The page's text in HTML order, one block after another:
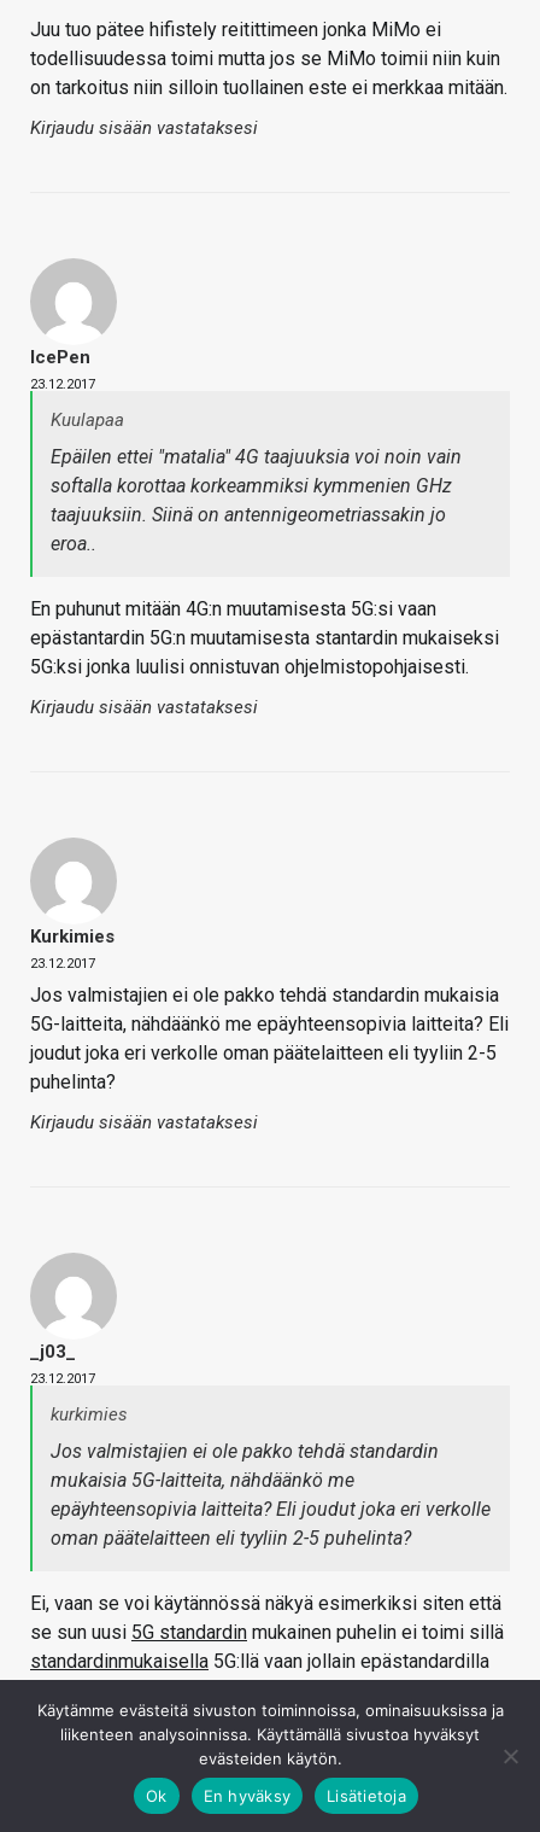
Juu tuo pätee hifistely reitittimeen jonka MiMo ei
todellisuudessa toimi mutta jos se MiMo toimii niin kuin
on tarkoitus niin silloin tuollainen este ei merkkaa mitään.
Kirjaudu sisään vastataksesi
IcePen
23.12.2017
Kuulapaa
Epäilen ettei "matalia" 4G taajuuksia voi noin vain
softalla korottaa korkeammiksi kymmenien GHz
taajuuksiin. Siinä on antennigeometriassakin jo
eroa..
En puhunut mitään 4G:n muutamisesta 5G:si vaan
epästantardin 5G:n muutamisesta stantardin mukaiseksi
5G:ksi jonka luulisi onnistuvan ohjelmistopohjaisesti.
Kirjaudu sisään vastataksesi
Kurkimies
23.12.2017
Jos valmistajien ei ole pakko tehdä standardin mukaisia
5G-laitteita, nähdäänkö me epäyhteensopivia laitteita? Eli
joudut joka eri verkolle oman päätelaitteen eli tyyliin 2-5
puhelinta?
Kirjaudu sisään vastataksesi
_j03_
23.12.2017
kurkimies
Jos valmistajien ei ole pakko tehdä standardin
mukaisia 5G-laitteita, nähdäänkö me
epäyhteensopivia laitteita? Eli joudut joka eri verkolle
oman päätelaitteen eli tyyliin 2-5 puhelinta?
Ei, vaan se voi käytännössä näkyä esimerkiksi siten että
se sun uusi 5G standardin mukainen puhelin ei toimi sillä
standardinmukaisella 5G:llä vaan jollain epästandardilla
jo olemassaolevien standardien päälle.
Kirjaudu sisään vastataksesi
Käytämme evästeitä sivuston toiminnoissa, ominaisuuksissa ja
liikenteen analysoinnissa. Käyttämällä sivustoa hyväksyt
evästeiden käytön.
Ok
En hyväksy Lisätietoja